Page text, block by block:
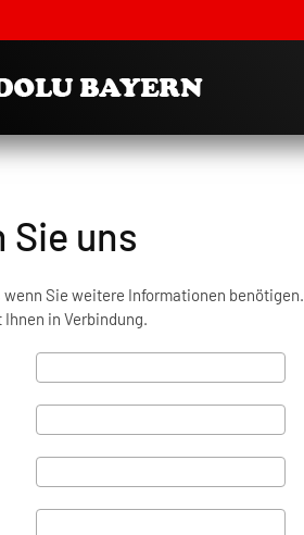
uns
wenn Sie weitere Informationen benötigen.
in Verbindung.